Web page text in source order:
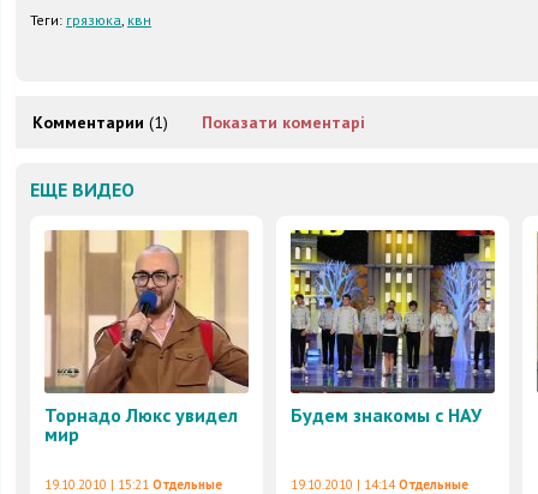
Теги: грязюка, квн
Комментарии (1) Показати коментарі
ЕЩЕ ВИДЕО
Торнадо Люкс увидел
мир
19.10.2010 | 15:21 Отдельные
Будем знакомы с НАУ
19.10.2010 | 14:14 Отдельные